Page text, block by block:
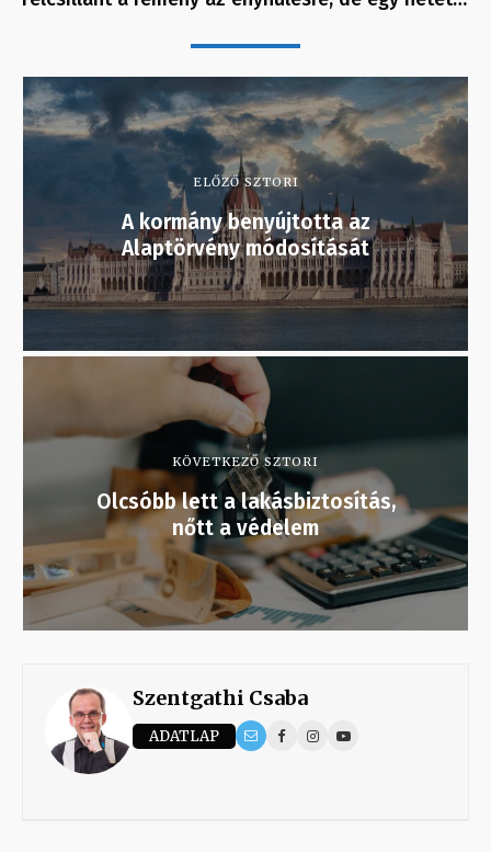
ELŐZŐ SZTORI
A kormány benyújtotta az
Alaptörvény módosítását
KÖVETKEZŐ SZTORI
Olcsóbb lett a lakásbiztosítás,
nőtt a védelem
Szentgathi Csaba
ADATLAP